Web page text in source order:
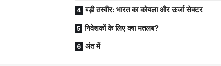
बड़ी तस्वीर: भारत का कोयला और ऊर्जा सेक्टर
निवेशकों के लिए क्या मतलब?
अंत में